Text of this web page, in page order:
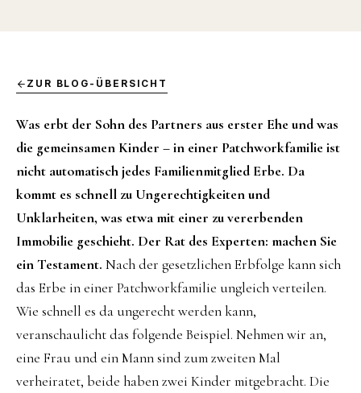
ZUR BLOG-ÜBERSICHT
Was erbt der Sohn des Partners aus erster Ehe und was
die gemeinsamen Kinder – in einer Patchworkfamilie ist
nicht automatisch jedes Familienmitglied Erbe. Da
kommt es schnell zu Ungerechtigkeiten und
Unklarheiten, was etwa mit einer zu vererbenden
Immobilie geschieht. Der Rat des Experten: machen Sie
ein Testament. Nach der gesetzlichen Erbfolge kann sich
das Erbe in einer Patchworkfamilie ungleich verteilen.
Wie schnell es da ungerecht werden kann,
veranschaulicht das folgende Beispiel. Nehmen wir an,
eine Frau und ein Mann sind zum zweiten Mal
verheiratet, beide haben zwei Kinder mitgebracht. Die